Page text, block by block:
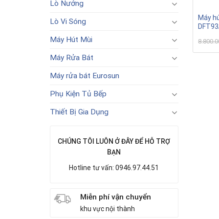
Lò Nướng
Lò Vi Sóng
Máy Hút Mùi
Máy Rửa Bát
Máy rửa bát Eurosun
Phụ Kiện Tủ Bếp
Thiết Bị Gia Dụng
CHÚNG TÔI LUÔN Ở ĐÂY ĐỂ HỖ TRỢ
BẠN
Hotline tư vấn: 0946.97.44.51
Miễn phí vận chuyển
khu vực nội thành
Máy